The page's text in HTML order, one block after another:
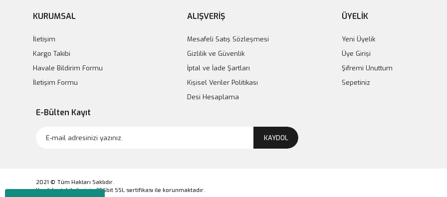
KURUMSAL
İletişim
Kargo Takibi
Havale Bildirim Formu
İletişim Formu
ALIŞVERİŞ
Mesafeli Satış Sözleşmesi
Gizlilik ve Güvenlik
İptal ve İade Şartları
Kişisel Veriler Politikası
Desi Hesaplama
ÜYELİK
Yeni Üyelik
Üye Girişi
Şifremi Unuttum
Sepetiniz
E-Bülten Kayıt
KAYDOL
2021 © Tüm Hakları Saklıdır.
Kredi kartı bilgileriniz 256bit SSL sertifikası ile korunmaktadır.